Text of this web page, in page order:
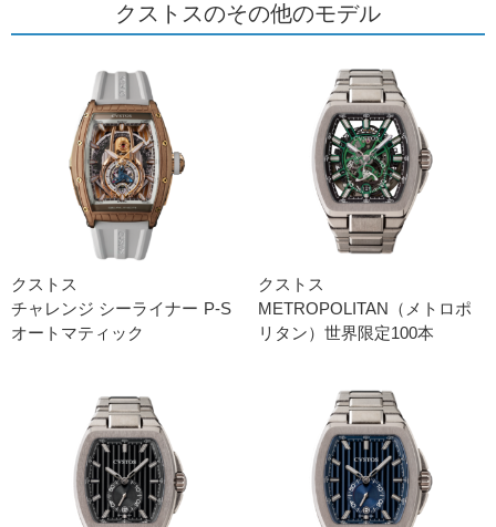
クストスのその他のモデル
クストス
チャレンジ シーライナー P-S
オートマティック
クストス
METROPOLITAN（メトロポ
リタン）世界限定100本